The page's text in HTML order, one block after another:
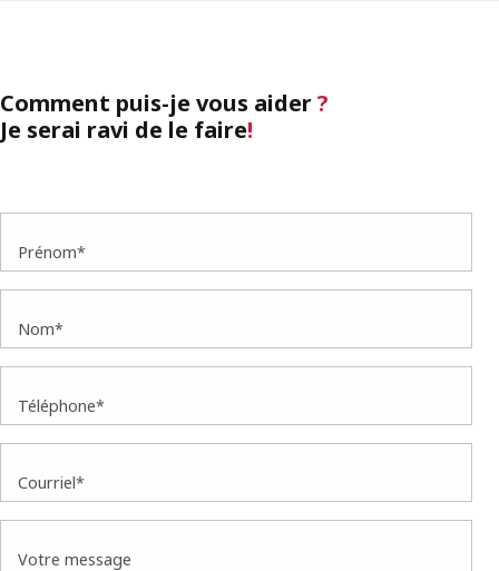
Comment puis-je vous aider?
Je serai ravi de le faire!
Prénom*
Nom*
Téléphone*
Courriel*
Votre message